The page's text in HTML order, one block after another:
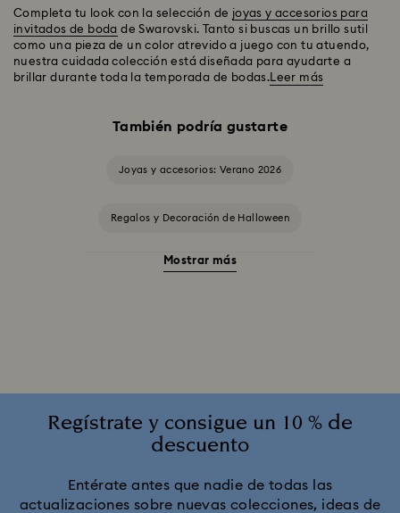
Completa tu look con la selección de joyas y accesorios para
invitados de boda de Swarovski. Tanto si buscas un brillo sutil
como una pieza de un color atrevido a juego con tu atuendo,
nuestra cuidada colección está diseñada para ayudarte a
brillar durante toda la temporada de bodas.Leer más
También podría gustarte
Joyas y accesorios: Verano 2026
Regalos y Decoración de Halloween
Accesorios y Figuritas de El gato de Cheshire
Colección Cápsula Ariana Grande x Swarovski
Mostrar más
Regístrate y consigue un 10 % de
descuento
Entérate antes que nadie de todas las
actualizaciones sobre nuevas colecciones, ideas de